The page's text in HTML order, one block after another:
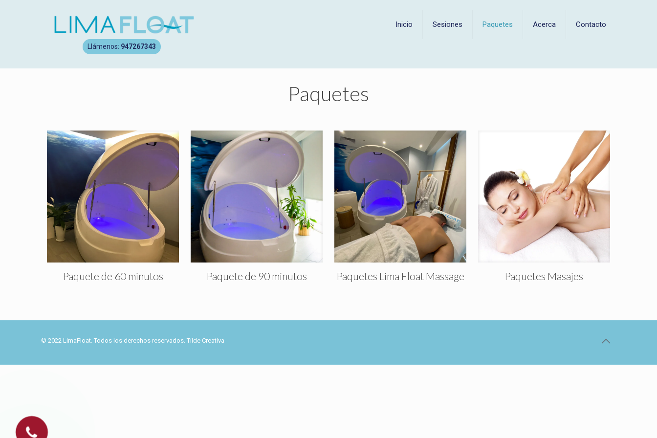
Inicio Sesiones Paquetes Acerca Contacto
Llámenos: 947267343
Paquetes
Paquete de 60 minutos Paquete de 90 minutos Paquetes Lima Float Massage Paquetes Masajes
© 2022 LimaFloat. Todos los derechos reservados. Tilde Creativa